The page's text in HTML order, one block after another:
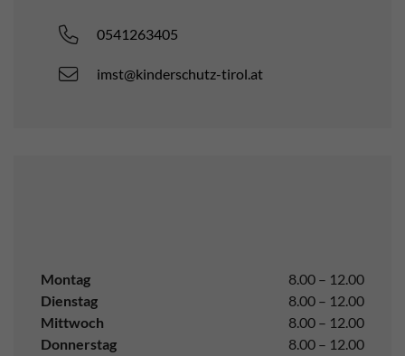
0541263405
imst@kinderschutz-tirol.at
Montag
8.00 – 12.00
Dienstag
8.00 – 12.00
Mittwoch
8.00 – 12.00
Donnerstag
8.00 – 12.00